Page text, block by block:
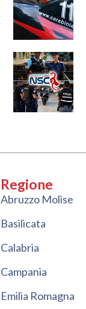
Regione
Abruzzo Molise
Basilicata
Calabria
Campania
Emilia Romagna